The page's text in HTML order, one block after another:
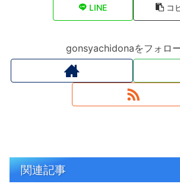
LINE コ
gonsyachidonaをフォロ
関連記事